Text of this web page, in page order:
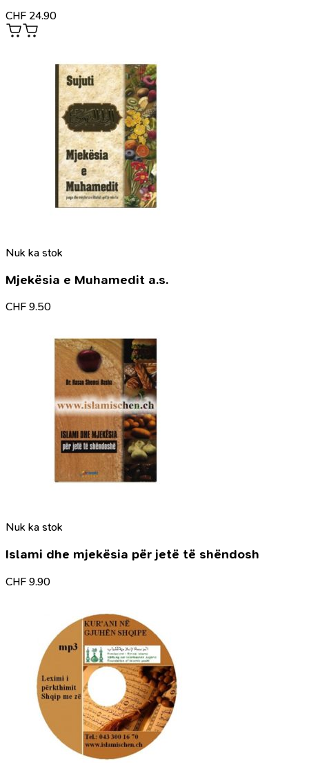
CHF 24.90
Nuk ka stok
Mjekësia e Muhamedit a.s.
CHF 9.50
Nuk ka stok
Islami dhe mjekësia për jetë të shëndosh
CHF 9.90